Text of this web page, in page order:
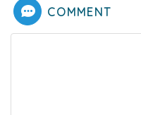
COMMENT